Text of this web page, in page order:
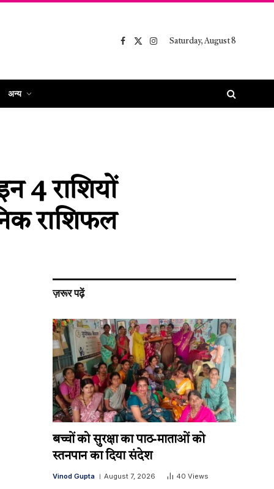
Facebook
X
Instagram
Saturday, August 8
अन्य
4 राशियों
राशिफल
ज़रूर पढ़ें
बच्चों को सुरक्षा का पाठ-माताओं को
स्तनपान का दिया संदेश
Vinod Gupta August 7, 2026 40 Views